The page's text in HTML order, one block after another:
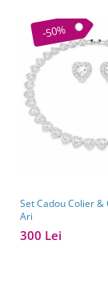
-50%
Set Cadou Colier
Ari
300 Lei